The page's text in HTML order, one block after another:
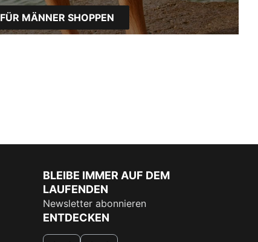
FÜR MÄNNER SHOPPEN
BLEIBE IMMER AUF DEM
LAUFENDEN
Newsletter abonnieren
ENTDECKEN